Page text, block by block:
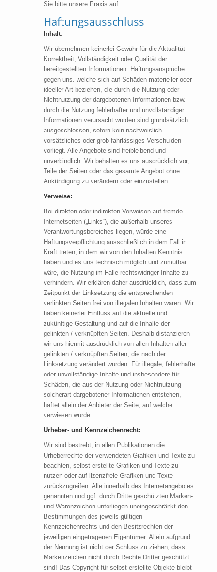
Sie bitte unsere Praxis auf.
Haftungsausschluss
Inhalt:
Wir übernehmen keinerlei Gewähr für die Aktualität,
Korrektheit, Vollständigkeit oder Qualität der
bereitgestellten Informationen. Haftungsansprüche
gegen uns, welche sich auf Schäden materieller oder
ideeller Art beziehen, die durch die Nutzung oder
Nichtnutzung der dargebotenen Informationen bzw.
durch die Nutzung fehlerhafter und unvollständiger
Informationen verursacht wurden sind grundsätzlich
ausgeschlossen, sofern kein nachweislich
vorsätzliches oder grob fahrlässiges Verschulden
vorliegt. Alle Angebote sind freibleibend und
unverbindlich. Wir behalten es uns ausdrücklich vor,
Teile der Seiten oder das gesamte Angebot ohne
Ankündigung zu verändern oder einzustellen.
Verweise:
Bei direkten oder indirekten Verweisen auf fremde
Internetseiten („Links“), die außerhalb unseres
Verantwortungsbereiches liegen, würde eine
Haftungsverpflichtung ausschließlich in dem Fall in
Kraft treten, in dem wir von den Inhalten Kenntnis
haben und es uns technisch möglich und zumutbar
wäre, die Nutzung im Falle rechtswidriger Inhalte zu
verhindern. Wir erklären daher ausdrücklich, dass zum
Zeitpunkt der Linksetzung die entsprechenden
verlinkten Seiten frei von illegalen Inhalten waren. Wir
haben keinerlei Einfluss auf die aktuelle und
zukünftige Gestaltung und auf die Inhalte der
gelinkten / verknüpften Seiten. Deshalb distanzieren
wir uns hiermit ausdrücklich von allen Inhalten aller
gelinkten / verknüpften Seiten, die nach der
Linksetzung verändert wurden. Für illegale, fehlerhafte
oder unvollständige Inhalte und insbesondere für
Schäden, die aus der Nutzung oder Nichtnutzung
solcherart dargebotener Informationen entstehen,
haftet allein der Anbieter der Seite, auf welche
verwiesen wurde.
Urheber- und Kennzeichenrecht:
Wir sind bestrebt, in allen Publikationen die
Urheberrechte der verwendeten Grafiken und Texte zu
beachten, selbst erstellte Grafiken und Texte zu
nutzen oder auf lizenzfreie Grafiken und Texte
zurückzugreifen. Alle innerhalb des Internetangebotes
genannten und ggf. durch Dritte geschützten Marken-
und Warenzeichen unterliegen uneingeschränkt den
Bestimmungen des jeweils gültigen
Kennzeichenrechts und den Besitzrechten der
jeweiligen eingetragenen Eigentümer. Allein aufgrund
der Nennung ist nicht der Schluss zu ziehen, dass
Markenzeichen nicht durch Rechte Dritter geschützt
sind! Das Copyright für selbst erstellte Objekte bleibt